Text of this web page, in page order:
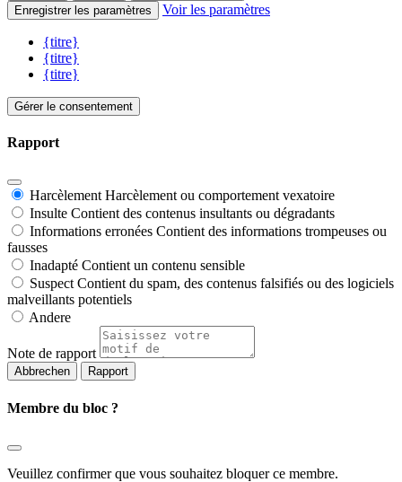
Enregistrer les paramètres
Voir les paramètres
{titre}
{titre}
{titre}
Gérer le consentement
Rapport
Harcèlement Harcèlement ou comportement vexatoire
Insulte Contient des contenus insultants ou dégradants
Informations erronées Contient des informations trompeuses ou
fausses
Inadapté Contient un contenu sensible
Suspect Contient du spam, des contenus falsifiés ou des logiciels
malveillants potentiels
Andere
Note de rapport
Rapport
Membre du bloc ?
Veuillez confirmer que vous souhaitez bloquer ce membre.